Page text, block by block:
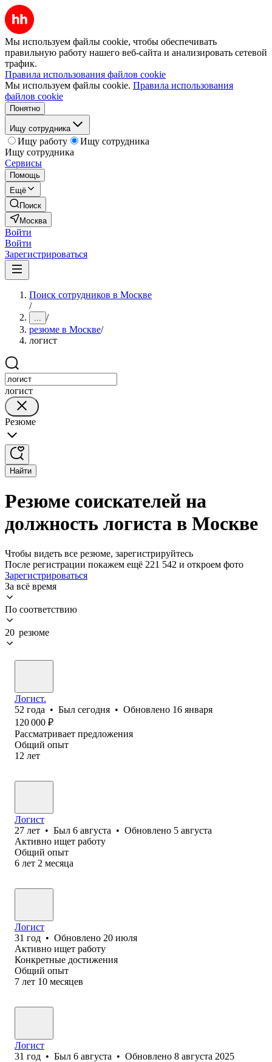
Мы используем файлы cookie, чтобы обеспечивать
правильную работу нашего веб-сайта и анализировать сетевой
трафик.
Правила использования файлов cookie
Мы используем файлы cookie. Правила использования
файлов cookie
Понятно
Ищу сотрудника
Ищу работу
Ищу сотрудника
Ищу сотрудника
Сервисы
Помощь
Ещё
Поиск
Москва
Войти
Войти
Зарегистрироваться
Поиск сотрудников в Москве
/
... /
резюме в Москве/
логист
логист
Резюме
Найти
Резюме соискателей на
должность логиста в Москве
Чтобы видеть все резюме, зарегистрируйтесь
После регистрации покажем ещё 221 542 и откроем фото
Зарегистрироваться
За всё время
По соответствию
20 резюме
Логист.
52 года • Был сегодня • Обновлено 16 января
120 000 ₽
Рассматривает предложения
Общий опыт
12 лет
Логист
27 лет • Был 6 августа • Обновлено 5 августа
Активно ищет работу
Общий опыт
6 лет 2 месяца
Логист
31 год • Обновлено 20 июля
Активно ищет работу
Конкретные достижения
Общий опыт
7 лет 10 месяцев
Логист
31 год • Был 6 августа • Обновлено 8 августа 2025